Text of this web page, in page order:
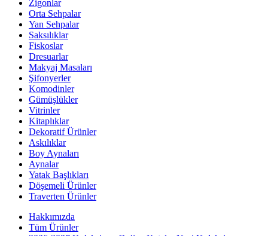
Zigonlar
Orta Sehpalar
Yan Sehpalar
Saksılıklar
Fiskoslar
Dresuarlar
Makyaj Masaları
Şifonyerler
Komodinler
Gümüşlükler
Vitrinler
Kitaplıklar
Dekoratif Ürünler
Askılıklar
Boy Aynaları
Aynalar
Yatak Başlıkları
Döşemeli Ürünler
Traverten Ürünler
Hakkımızda
Tüm Ürünler